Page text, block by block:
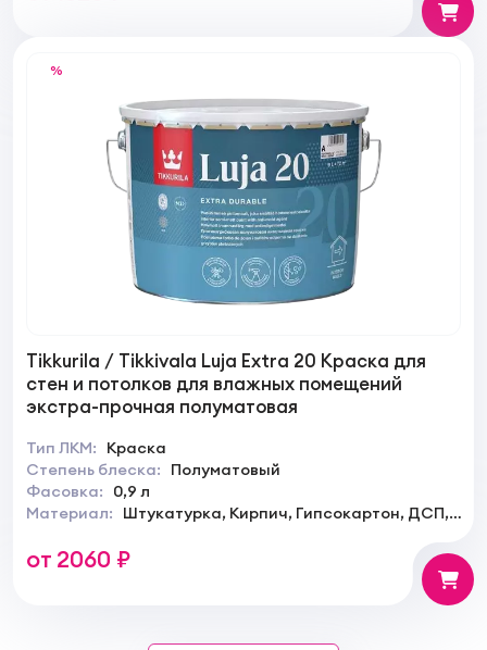
%
Tikkurila / Tikkivala Luja Extra 20 Краска для
стен и потолков для влажных помещений
экстра-прочная полуматовая
Тип ЛКМ:
Краска
Степень блеска:
Полуматовый
Фасовка:
0,9 л
Материал:
от 2060 ₽